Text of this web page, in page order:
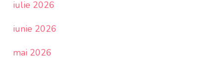
iulie 2026
iunie 2026
mai 2026